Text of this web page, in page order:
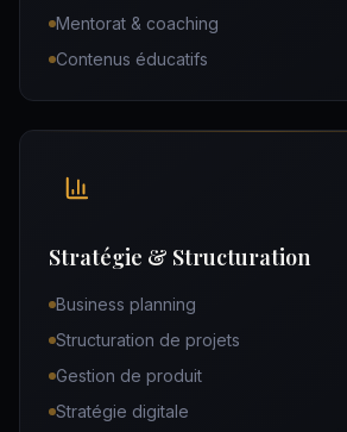
Mentorat & coaching
Contenus éducatifs
Stratégie & Structuration
Business planning
Structuration de projets
Gestion de produit
Stratégie digitale